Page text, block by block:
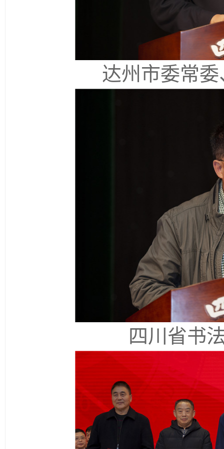
达州市委常
四川省书